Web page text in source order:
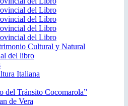
del Libro
del Libro
del Libro
del Libro
Cultural y Natural
del libro
Italiana
del Tránsito Cocomarola”
de Vera